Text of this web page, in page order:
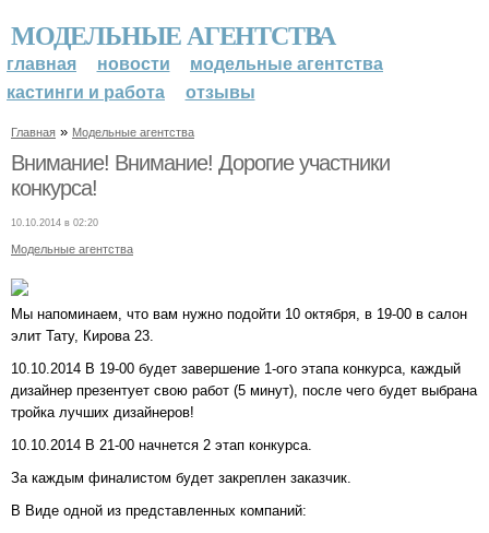
МОДЕЛЬНЫЕ АГЕНТСТВА
главная новости
модельные агентства
кастинги и работа
отзывы
Главная » Модельные агентства
Внимание! Внимание! Дорогие участники
конкурса!
10.10.2014 в 02:20
Модельные агентства
Мы напоминаем, что вам нужно подойти 10 октября, в 19-00 в салон
элит Тату, Кирова 23.
10.10.2014 В 19-00 будет завершение 1-ого этапа конкурса, каждый
дизайнер презентует свою работ (5 минут), после чего будет выбрана
тройка лучших дизайнеров!
10.10.2014 В 21-00 начнется 2 этап конкурса.
За каждым финалистом будет закреплен заказчик.
В Виде одной из представленных компаний: